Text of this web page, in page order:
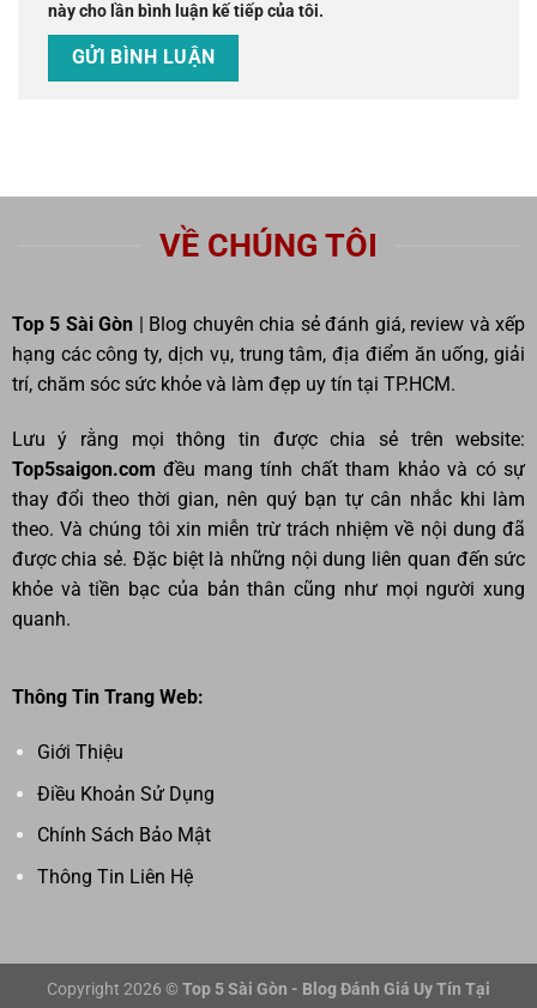
này cho lần bình luận kế tiếp của tôi.
VỀ CHÚNG TÔI
Top 5 Sài Gòn | Blog chuyên chia sẻ đánh giá, review và xếp
hạng các công ty, dịch vụ, trung tâm, địa điểm ăn uống, giải
trí, chăm sóc sức khỏe và làm đẹp uy tín tại TP.HCM.
Lưu ý rằng mọi thông tin được chia sẻ trên website:
Top5saigon.comđều mang tính chất tham khảo và có sự
thay đổi theo thời gian, nên quý bạn tự cân nhắc khi làm
theo. Và chúng tôi xin miễn trừ trách nhiệm về nội dung đã
được chia sẻ. Đặc biệt là những nội dung liên quan đến sức
khỏe và tiền bạc của bản thân cũng như mọi người xung
quanh.
Thông Tin Trang Web:
Giới Thiệu
Điều Khoản Sử Dụng
Chính Sách Bảo Mật
Thông Tin Liên Hệ
Copyright 2026 © Top 5 Sài Gòn - Blog Đánh Giá Uy Tín Tại